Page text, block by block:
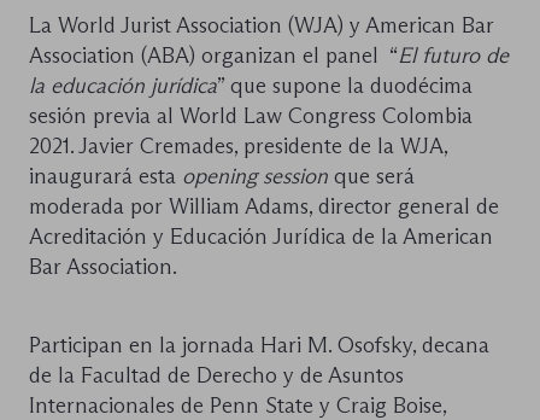
La World Jurist Association (WJA) y American Bar
Association (ABA) organizan el panel “El futuro de
la educación jurídica” que supone la duodécima
sesión previa al World Law Congress Colombia
2021. Javier Cremades, presidente de la WJA,
inaugurará esta opening session que será
moderada por William Adams, director general de
Acreditación y Educación Jurídica de la American
Bar Association.
Participan en la jornada Hari M. Osofsky, decana
de la Facultad de Derecho y de Asuntos
Internacionales de Penn State y Craig Boise,